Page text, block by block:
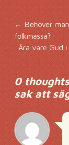
←Behöver
folkmassa?
Ära vare Gud
0
sak att